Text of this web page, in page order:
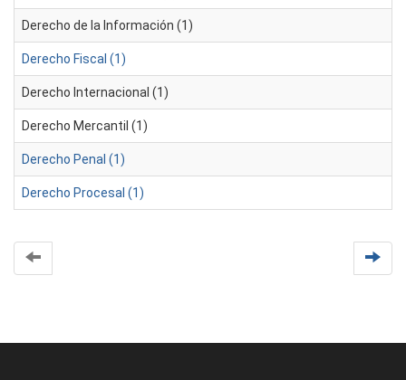
Derecho de la Información (1)
Derecho Fiscal (1)
Derecho Internacional (1)
Derecho Mercantil (1)
Derecho Penal (1)
Derecho Procesal (1)